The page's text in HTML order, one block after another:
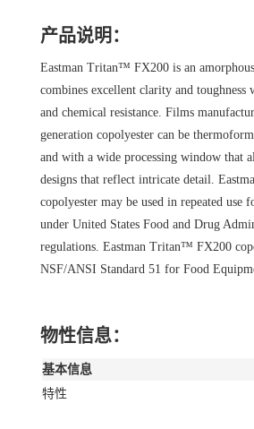
产品说明：
Eastman Tritan™ FX200 is an
combines excellent clarity and toughness
and chemical resistance. Films
generation copolyester can be
and with a wide processing window that
designs that reflect intricate detail.
copolyester may be used in repeated use
under United States Food and Drug
regulations. Eastman Tritan™ FX200
NSF/ANSI Standard 51 for Food
物性信息：
基本信息
特性